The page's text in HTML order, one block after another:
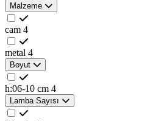
Malzeme
cam 4
metal 4
Boyut
h:06-10 cm 4
Lamba Sayısı